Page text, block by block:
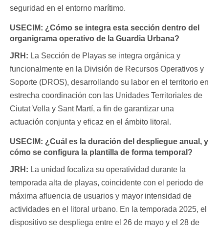
seguridad en el entorno marítimo.
USECIM: ¿Cómo se integra esta sección dentro del
organigrama operativo de la Guardia Urbana?
JRH: La Sección de Playas se integra orgánica y
funcionalmente en la División de Recursos Operativos y
Soporte (DROS), desarrollando su labor en el territorio en
estrecha coordinación con las Unidades Territoriales de
Ciutat Vella y Sant Martí, a fin de garantizar una
actuación conjunta y eficaz en el ámbito litoral.
USECIM: ¿Cuál es la duración del despliegue anual, y
cómo se configura la plantilla de forma temporal?
JRH: La unidad focaliza su operatividad durante la
temporada alta de playas, coincidente con el periodo de
máxima afluencia de usuarios y mayor intensidad de
actividades en el litoral urbano. En la temporada 2025, el
dispositivo se despliega entre el 26 de mayo y el 28 de